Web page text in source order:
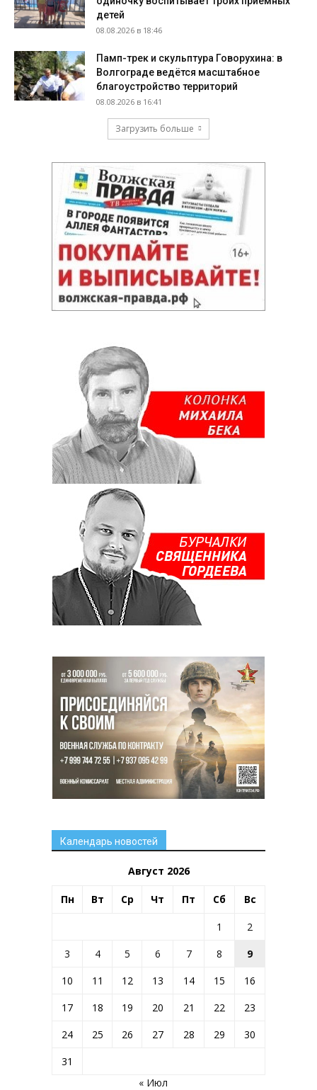
детей
08.08.2026 в 18:46
Памп-трек и скульптура Говорухина: в
Волгограде ведётся масштабное
благоустройство территорий
08.08.2026 в 16:41
Загрузить больше
Календарь новостей
Август 2026
Пн Вт Ср Чт Пт Сб Вс
1
2
3
4 5 6 7 8
9
10
11 12 13 14 15
16
17
18 19 20 21 22
23
24
25 26 27 28 29
30
31
« Июл